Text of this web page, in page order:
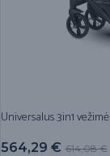
Universalus 3in1
614,08€
564,29 €